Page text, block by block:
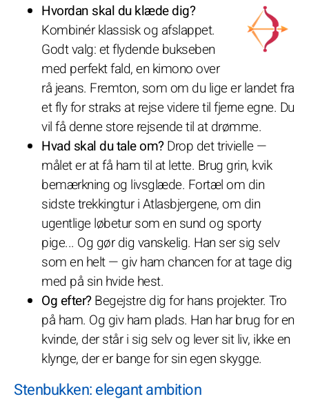
Hvordan skal du klæde dig?
Kombinér klassisk og afslappet.
Godt valg: et flydende bukseben
med perfekt fald, en kimono over
rå jeans. Fremton, som om du lige er landet fra
et fly for straks at rejse videre til fjerne egne. Du
vil få denne store rejsende til at drømme.
Hvad skal du tale om?Drop det trivielle —
målet er at få ham til at lette. Brug grin, kvik
bemærkning og livsglæde. Fortæl om din
sidste trekkingtur i Atlasbjergene, om din
ugentlige løbetur som en sund og sporty
pige... Og gør dig vanskelig. Han ser sig selv
som en helt — giv ham chancen for at tage dig
med på sin hvide hest.
Og efter?Begejstre dig for hans projekter. Tro
på ham. Og giv ham plads. Han har brug for en
kvinde, der står i sig selv og lever sit liv, ikke en
klynge, der er bange for sin egen skygge.
Stenbukken: elegant ambition